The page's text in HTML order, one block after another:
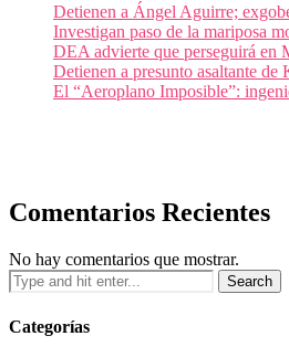
Detienen a Ángel Aguirre;
Investigan paso de la mariposa
DEA advierte que perseguirá en
Detienen a presunto asaltante
El “Aeroplano Imposible”:
Comentarios Recientes
No hay comentarios que mostrar.
Categorías